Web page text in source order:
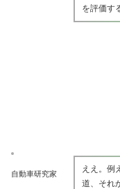
を評価す
自動車研究家
ええ。例
道、それ